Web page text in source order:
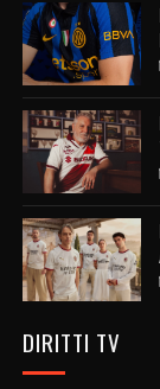
DIRITTI TV